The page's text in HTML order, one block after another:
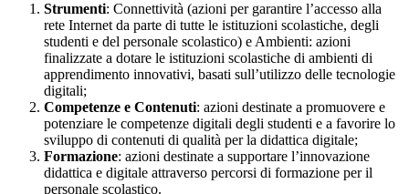
Strumenti: Connettività (azioni per garantire l’accesso alla
rete Internet da parte di tutte le istituzioni scolastiche, degli
studenti e del personale scolastico) e Ambienti: azioni
finalizzate a dotare le istituzioni scolastiche di ambienti di
apprendimento innovativi, basati sull’utilizzo delle tecnologie
digitali;
Competenze e Contenuti: azioni destinate a promuovere e
potenziare le competenze digitali degli studenti e a favorire lo
sviluppo di contenuti di qualità per la didattica digitale;
Formazione: azioni destinate a supportare l’innovazione
didattica e digitale attraverso percorsi di formazione per il
personale scolastico.